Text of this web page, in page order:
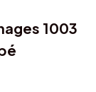
1003